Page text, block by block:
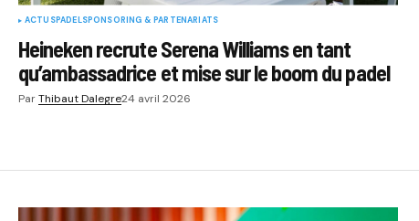
ACTUSPADELSPONSORING & PARTENARIATS
Heineken recrute Serena Williams en tant
qu’ambassadrice et mise sur le boom du padel
ParThibaut Dalegre24 avril 2026